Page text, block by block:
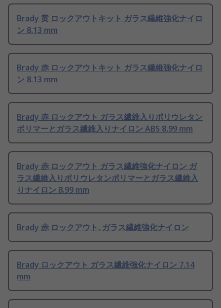
Brady 黄 ロックアウトキット ガラス繊維強化ナイロ
ン 8.13 mm
Brady 赤 ロックアウトキット ガラス繊維強化ナイロ
ン 8.13 mm
Brady 赤 ロックアウト ガラス繊維入りポリウレタン
ポリマーとガラス繊維入りナイロン ABS 8.99 mm
Brady 赤 ロックアウト ガラス繊維強化ナイロン ガ
ラス繊維入りポリウレタンポリマーとガラス繊維入
りナイロン 8.99 mm
Brady 赤 ロックアウト, ガラス繊維強化ナイロン
Brady ロックアウト ガラス繊維強化ナイロン 7.14
mm